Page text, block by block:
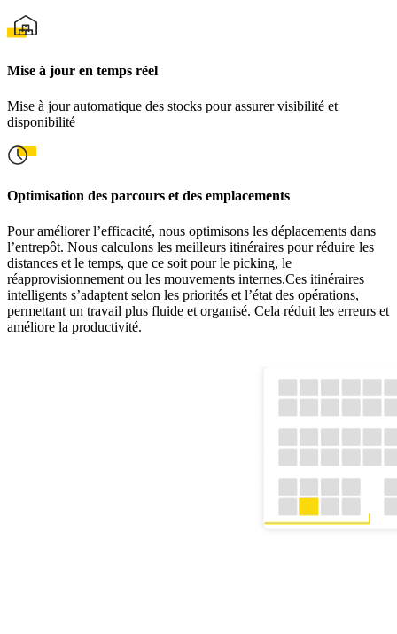
Mise à jour en temps réel
Mise à jour automatique des stocks pour assurer visibilité et
disponibilité
Optimisation des parcours et des emplacements
Pour améliorer l’efficacité, nous optimisons les déplacements dans
l’entrepôt. Nous calculons les meilleurs itinéraires pour réduire les
distances et le temps, que ce soit pour le picking, le
réapprovisionnement ou les mouvements internes.Ces itinéraires
intelligents s’adaptent selon les priorités et l’état des opérations,
permettant un travail plus fluide et organisé. Cela réduit les erreurs et
améliore la productivité.